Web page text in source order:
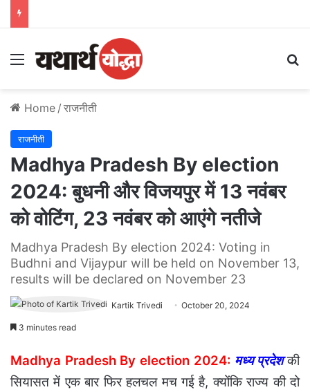
Menu
Home / राजनीती
राजनीती
Madhya Pradesh By election
2024: बुधनी और विजयपुर में 13 नवंबर
को वोटिंग, 23 नवंबर को आएंगे नतीजे
Madhya Pradesh By election 2024: Voting in
Budhni and Vijaypur will be held on November 13,
results will be declared on November 23
Kartik Trivedi October 20, 2024
3 minutes read
Madhya Pradesh By election 2024: मध्य प्रदेशकी
सियासत में एक बार फिर हलचल मच गई है, क्योंकि राज्य की दो